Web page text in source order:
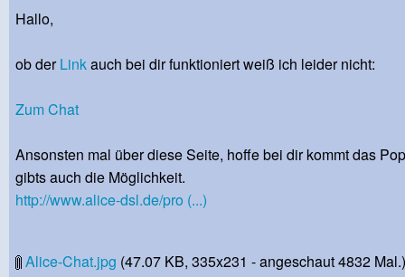
Hallo,
ob derLinkauch bei dir funktioniert weiß ich leider nicht:
Zum Chat
Ansonsten mal über diese Seite, hoffe bei dir kommt das
gibts auch die Möglichkeit.
http://www.alice-dsl.de/pro (...)
Alice-Chat.jpg (47.07 KB, 335x231 - angeschaut 4832 Mal.)